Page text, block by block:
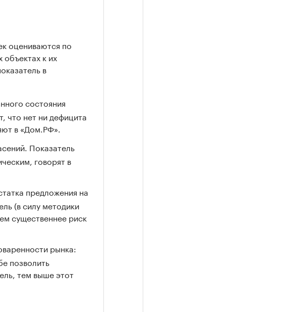
оцениваются по
к их
в
состояния
что нет ни дефицита
в «Дом.РФ».
Показатель
говорят в
предложения на
(в силу методики
существеннее риск
рынка:
позволить
тем выше этот